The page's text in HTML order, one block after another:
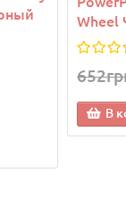
1
Wheel
В